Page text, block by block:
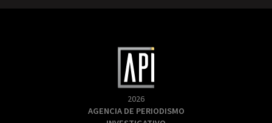
2026
AGENCIA DE PERIODISMO